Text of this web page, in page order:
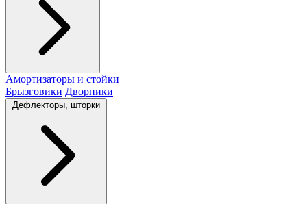
Амортизаторы и стойки
Брызговики Дворники
Дефлекторы, шторки